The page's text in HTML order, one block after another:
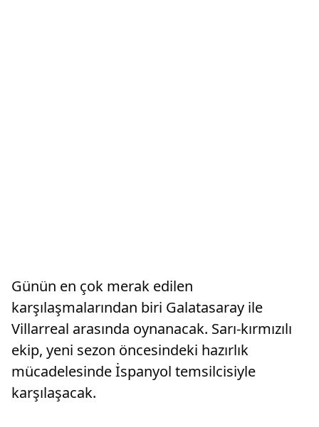
Günün en çok merak edilen
karşılaşmalarından biri Galatasaray ile
Villarreal arasında oynanacak. Sarı-kırmızılı
ekip, yeni sezon öncesindeki hazırlık
mücadelesinde İspanyol temsilcisiyle
karşılaşacak.